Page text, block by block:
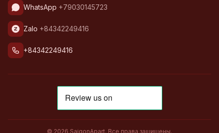
WhatsApp +79030145723
Zalo +84342249416
+84342249416
© 2026 SaigonApart. Все права защищены.